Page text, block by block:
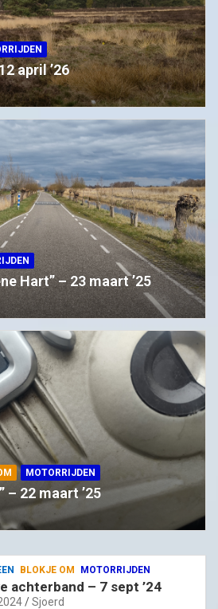
april ’26
Hart” – 23 maart ’25
MOTORRIJDEN
– 22 maart ’25
BLOKJE OM MOTORRIJDEN
achterband – 7 sept ’24
Sjoerd